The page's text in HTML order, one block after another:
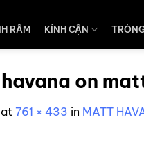
RÂM KÍNH CẬN
on
at 761 × 433 in MATT